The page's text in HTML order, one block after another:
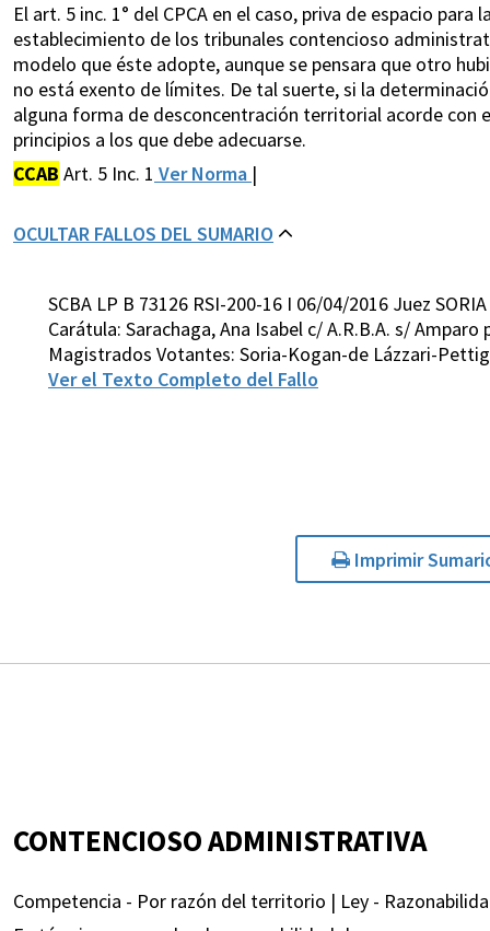
El art. 5 inc. 1° del CPCA en el caso, priva de espacio
establecimiento de los tribunales contencioso
modelo que éste adopte, aunque se pensara que otro
no está exento de límites. De tal suerte, si la
alguna forma de desconcentración territorial acorde con
principios a los que debe adecuarse.
CCAB Art. 5 Inc. 1 Ver Norma |
OCULTAR FALLOS DEL SUMARIO
SCBA LP B 73126 RSI-200-16 I 06/04/2016 Juez SORIA
Carátula: Sarachaga, Ana Isabel c/ A.R.B.A. s/
Magistrados Votantes: Soria-Kogan-de Lázzari-
Ver el Texto Completo del Fallo
Imprimir
CONTENCIOSO ADMINISTRATIVA
Competencia - Por razón del territorio | Ley -